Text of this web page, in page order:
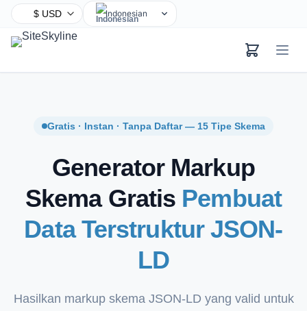
Indonesian
Russian
Korean
Gratis · Instan · Tanpa Daftar — 15 Tipe Skema
Generator Markup
Skema Gratis Pembuat
Data Terstruktur JSON-
LD
Hasilkan markup skema JSON-LD yang valid untuk